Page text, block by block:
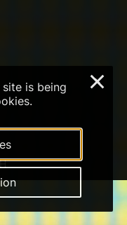
is being
×